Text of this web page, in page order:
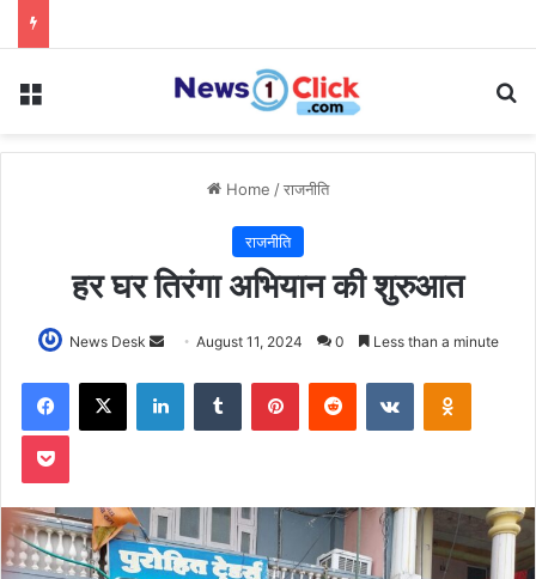
Menu
Home /राजनीति
राजनीति
हर घर तिरंगा अभियान की शुरुआत
News Desk
Send
email
August 11, 2024 0 Less than a minute
Facebook
X LinkedInTumblr PinterestReddit VKontakte
Pocket